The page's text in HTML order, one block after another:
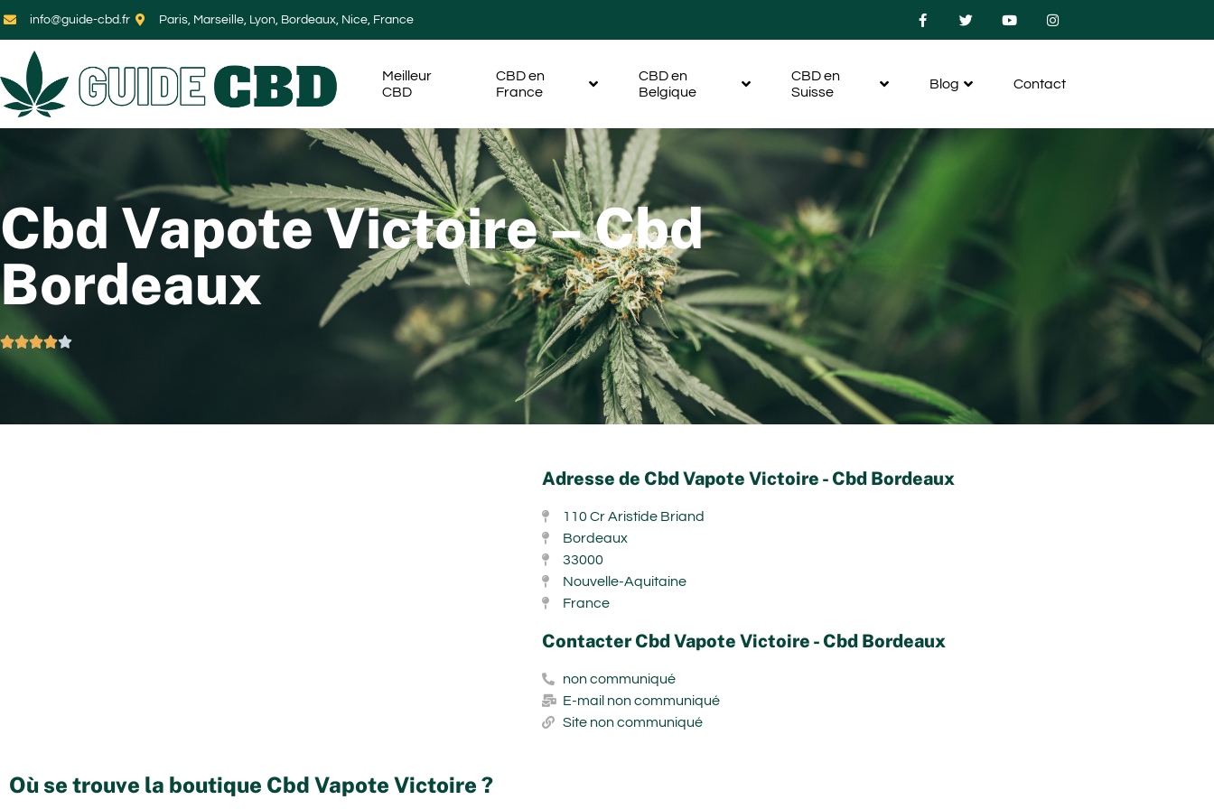
info@guide-cbd.fr Paris, Marseille, Lyon, Bordeaux, Nice, France
Meilleur
CBD
CBD en
France
CBD en
Belgique
CBD en
Suisse
Blog Contact
Cbd Vapote Victoire – Cbd
Bordeaux

Adresse de Cbd Vapote Victoire - Cbd Bordeaux
110 Cr Aristide Briand
Bordeaux
33000
Nouvelle-Aquitaine
France
Contacter Cbd Vapote Victoire - Cbd Bordeaux
non communiqué
E-mail non communiqué
Site non communiqué
Où se trouve la boutique Cbd Vapote Victoire ?